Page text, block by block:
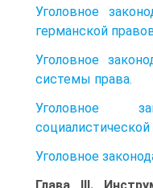
Уголовное
германской
Уголовное
системы права.
Уголовное
Уголовное